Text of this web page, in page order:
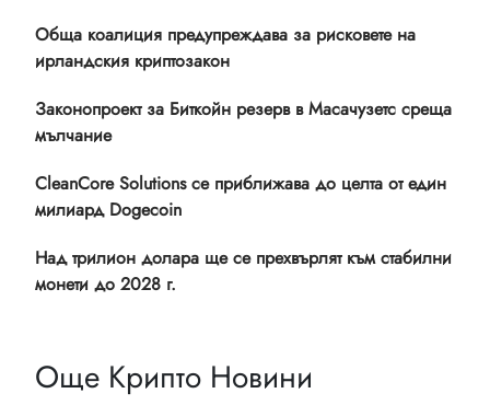
Обща коалиция предупреждава за рисковете на
ирландския криптозакон
Законопроект за Биткойн резерв в Масачузетс среща
мълчание
CleanCore Solutions се приближава до целта от един
милиард Dogecoin
Над трилион долара ще се прехвърлят към стабилни
монети до 2028 г.
Още Крипто Новини